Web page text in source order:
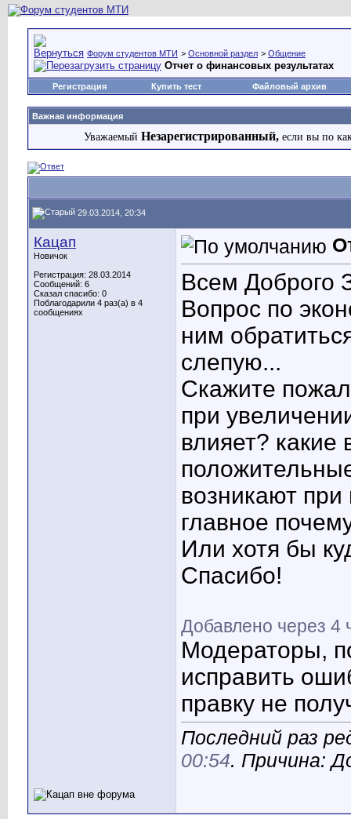
Форум студентов МТИ > Основной раздел > Общение
Отчет о финансовых результатах
Регистрация Купить тест Файловый архив
Важная информация
Уважаемый Незарегистрированный, если вы по
29.03.2014, 20:34
Кацап
Новичок
Регистрация: 28.03.2014
Сообщений: 6
Сказал спасибо: 0
Поблагодарили 4 раз(а) в 4
сообщениях
Всем Доброго
Вопрос по
ним
слепую...
Скажите
при
влияет? какие
возникают
главное
Или хотя бы
Спасибо!
Добавлено через 4
Модераторы,
исправить
правку не
Последний раз
00:54. Причина: